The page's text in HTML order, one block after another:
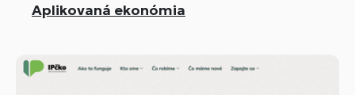
Aplikovaná ekonómia